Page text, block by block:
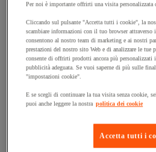
Gru
Gru a portale da officina
Gru idraulica da officina
Magnete di sollevamento
Paranco di sollevamento
Ponte di carico e rampa di accesso
Rampa di sollevamento e cuneo
Solleva-pallet
Per noi è importante offrirti una visita personalizzata
Cliccando sul pulsante "Accetta tutti i cookie", la
scambiare informazioni con il tuo browser
consentono al nostro team di marketing e ai nostri
prestazioni del nostro sito Web e di analizzare le tue
consente di offrirti prodotti ancora più personalizzati
pubblicità adeguata. Se vuoi saperne di più sulle
"impostazioni cookie".
E se scegli di continuare la tua visita senza cookie,
puoi anche leggere la nostra politica dei cookie
Accetta tutti i